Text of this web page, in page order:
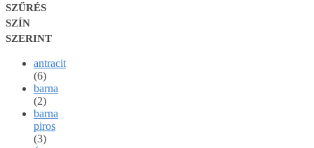
SZŰRÉS
SZÍN
SZERINT
antracit
(6)
barna
(2)
barna
piros
(3)